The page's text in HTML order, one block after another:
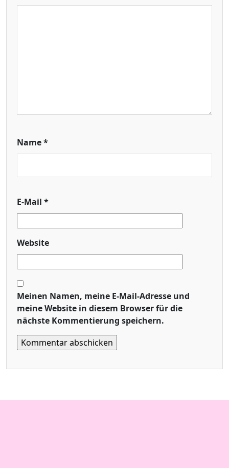
Name*
E-Mail *
Website
Meinen Namen, meine E-Mail-Adresse und
meine Website in diesem Browser für die
nächste Kommentierung speichern.